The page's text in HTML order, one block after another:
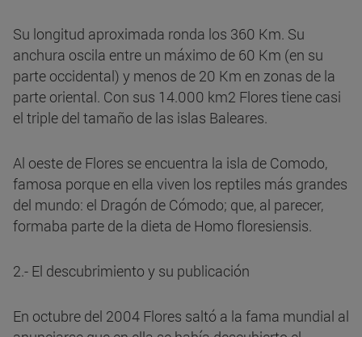
Su longitud aproximada ronda los 360 Km. Su
anchura oscila entre un máximo de 60 Km (en su
parte occidental) y menos de 20 Km en zonas de la
parte oriental. Con sus 14.000 km2 Flores tiene casi
el triple del tamaño de las islas Baleares.
Al oeste de Flores se encuentra la isla de Comodo,
famosa porque en ella viven los reptiles más grandes
del mundo: el Dragón de Cómodo; que, al parecer,
formaba parte de la dieta de Homo floresiensis.
2.- El descubrimiento y su publicación
En octubre del 2004 Flores saltó a la fama mundial al